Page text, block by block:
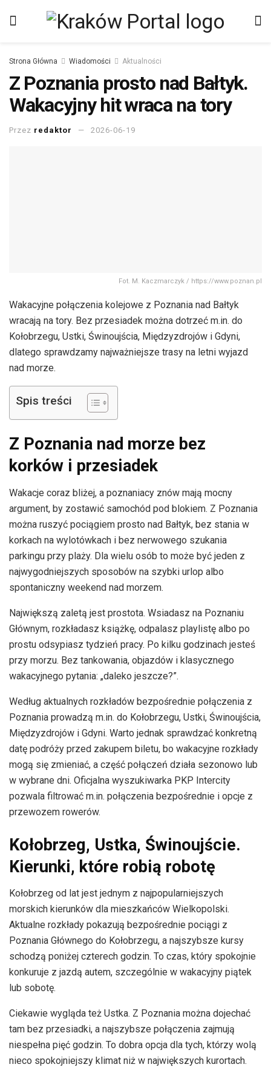
Strona Główna Wiadomości Aktualności
Z Poznania prosto nad Bałtyk.
Wakacyjny hit wraca na tory
Przez redaktor 2026-06-19
Fot. M. Kaczmarczyk / https://www.poznan.pl
Wakacyjne połączenia kolejowe z Poznania nad Bałtyk
wracają na tory. Bez przesiadek można dotrzeć m.in. do
Kołobrzegu, Ustki, Świnoujścia, Międzyzdrojów i Gdyni,
dlatego sprawdzamy najważniejsze trasy na letni wyjazd
nad morze.
Spis treści
Z Poznania nad morze bez
korków i przesiadek
Wakacje coraz bliżej, a poznaniacy znów mają mocny
argument, by zostawić samochód pod blokiem. Z Poznania
można ruszyć pociągiem prosto nad Bałtyk, bez stania w
korkach na wylotówkach i bez nerwowego szukania
parkingu przy plaży. Dla wielu osób to może być jeden z
najwygodniejszych sposobów na szybki urlop albo
spontaniczny weekend nad morzem.
Największą zaletą jest prostota. Wsiadasz na Poznaniu
Głównym, rozkładasz książkę, odpalasz playlistę albo po
prostu odsypiasz tydzień pracy. Po kilku godzinach jesteś
przy morzu. Bez tankowania, objazdów i klasycznego
wakacyjnego pytania: „daleko jeszcze?”.
Według aktualnych rozkładów bezpośrednie połączenia z
Poznania prowadzą m.in. do Kołobrzegu, Ustki, Świnoujścia,
Międzyzdrojów i Gdyni. Warto jednak sprawdzać konkretną
datę podróży przed zakupem biletu, bo wakacyjne rozkłady
mogą się zmieniać, a część połączeń działa sezonowo lub
w wybrane dni. Oficjalna wyszukiwarka PKP Intercity
pozwala filtrować m.in. połączenia bezpośrednie i opcje z
przewozem rowerów.
Kołobrzeg, Ustka, Świnoujście.
Kierunki, które robią robotę
Kołobrzeg od lat jest jednym z najpopularniejszych
morskich kierunków dla mieszkańców Wielkopolski.
Aktualne rozkłady pokazują bezpośrednie pociągi z
Poznania Głównego do Kołobrzegu, a najszybsze kursy
schodzą poniżej czterech godzin. To czas, który spokojnie
konkuruje z jazdą autem, szczególnie w wakacyjny piątek
lub sobotę.
Ciekawie wygląda też Ustka. Z Poznania można dojechać
tam bez przesiadki, a najszybsze połączenia zajmują
niespełna pięć godzin. To dobra opcja dla tych, którzy wolą
nieco spokojniejszy klimat niż w największych kurortach.